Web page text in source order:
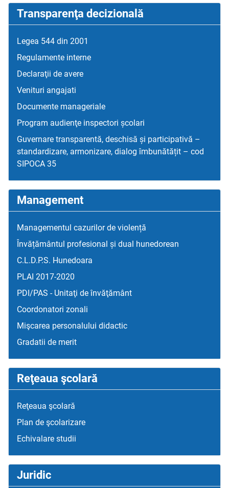
Transparenţa decizională
Legea 544 din 2001
Regulamente interne
Declaraţii de avere
Venituri angajati
Documente manageriale
Program audienţe inspectori școlari
Guvernare transparentă, deschisă și participativă –
standardizare, armonizare, dialog îmbunătățit – cod
SIPOCA 35
Management
Managementul cazurilor de violență
Învățământul profesional și dual hunedorean
C.L.D.P.S. Hunedoara
PLAI 2017-2020
PDI/PAS - Unitaţi de învăţământ
Coordonatori zonali
Mişcarea personalului didactic
Gradatii de merit
Reţeaua şcolară
Reţeaua şcolară
Plan de şcolarizare
Echivalare studii
Juridic